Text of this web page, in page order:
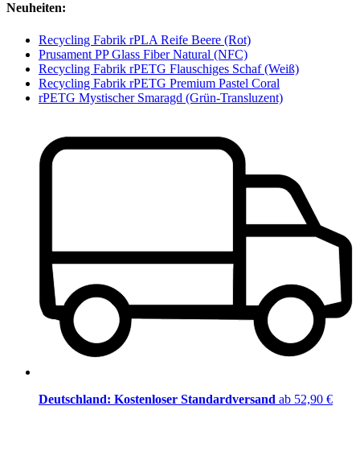
Neuheiten:
Recycling Fabrik rPLA Reife Beere (Rot)
Prusament PP Glass Fiber Natural (NFC)
Recycling Fabrik rPETG Flauschiges Schaf (Weiß)
Recycling Fabrik rPETG Premium Pastel Coral
rPETG Mystischer Smaragd (Grün-Transluzent)
Deutschland: Kostenloser Standardversand ab 52,90 €